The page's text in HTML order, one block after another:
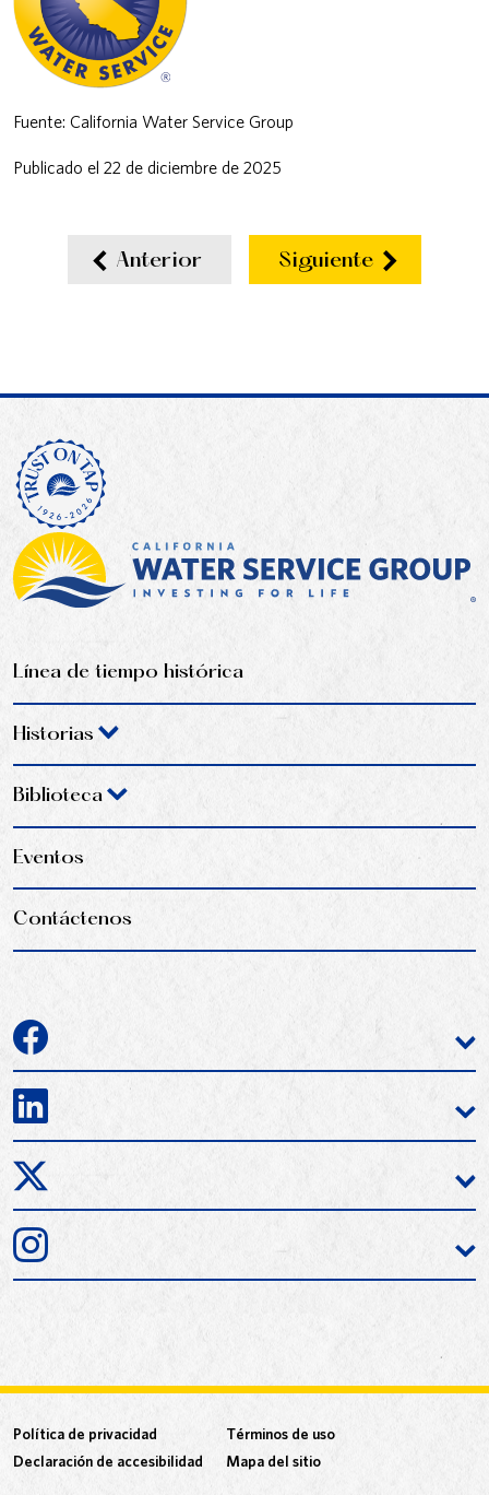
Fuente: California Water Service Group
Publicado el 22 de diciembre de 2025
Anterior Siguiente
Línea de tiempo histórica
Historias
Biblioteca
Eventos
Contáctenos
Política de privacidad
Términos de uso
Declaración de accesibilidad
Mapa del sitio